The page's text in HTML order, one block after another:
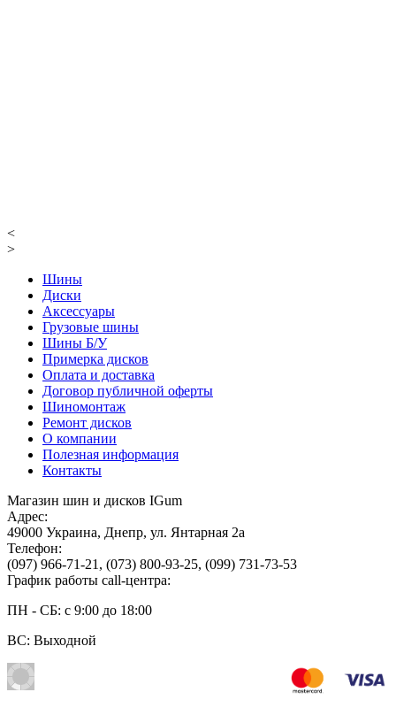
<
>
Шины
Диски
Аксессуары
Грузовые шины
Шины Б/У
Примерка дисков
Оплата и доставка
Договор публичной оферты
Шиномонтаж
Ремонт дисков
О компании
Полезная информация
Контакты
Магазин шин и дисков IGum
Адрес:
49000 Украина, Днепр, ул. Янтарная 2а
Телефон:
(097) 966-71-21 , (073) 800-93-25, (099) 731-73-53
График работы call-центра:
ПН - СБ: с 9:00 до 18:00
ВС: Выходной